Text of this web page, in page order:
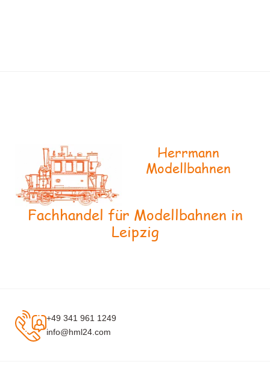
Herrmann
Modellbahnen
Fachhandel für Modellbahnen in
Leipzig
+49 341 961 1249
info@hml24.com